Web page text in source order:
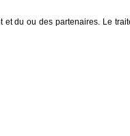
du ou des partenaires. Le